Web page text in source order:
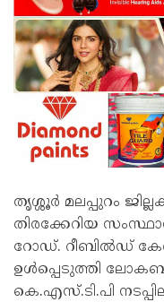
തൃശ്ശൂർ മലപ്പുറം
തിരക്കേറിയ
റോഡ്. റീബിൽഡ്
ഉൾപ്പെടുത്തി
കെ.എസ്.ടി.പി